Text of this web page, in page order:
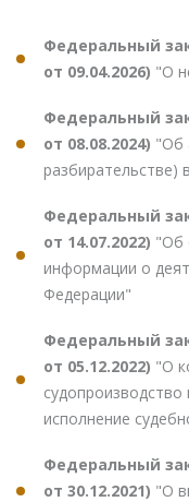
Федеральный
от 09.04.2026) "О
Федеральный
от 08.08.2024) "Об
разбирательстве)
Федеральный
от 14.07.2022) "Об
информации о
Федерации"
Федеральный
от 05.12.2022) "О
исполнение
Федеральный
от 30.12.2021) "О